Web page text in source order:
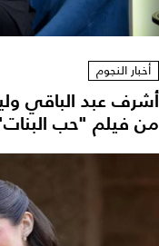
أخبار النجوم
أشرف عبد الباقي
من فيلم "حب